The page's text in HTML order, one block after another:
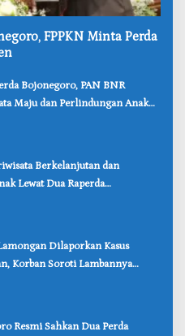
FPPKN Minta Perda
Bojonegoro, PAN BNR
Maju dan Perlindungan Anak
Berkelanjutan dan
Lewat Dua Raperda
Dilaporkan Kasus
Korban Soroti Lambannya
Resmi Sahkan Dua Perda